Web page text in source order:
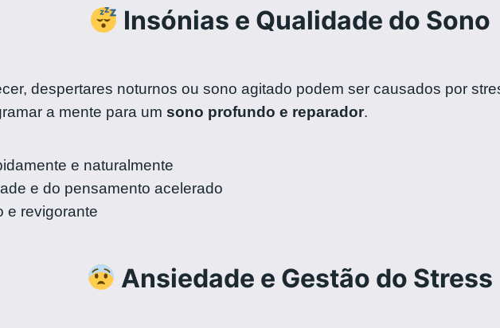
Insónias e Qualidade do Sono
despertares noturnos ou sono agitado podem ser causados por
a mente para um sono profundo e reparador.
e naturalmente
e do pensamento acelerado
e revigorante
Ansiedade e Gestão do Stress